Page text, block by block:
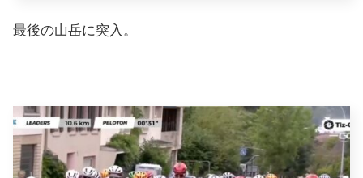
最後の山岳に突入。